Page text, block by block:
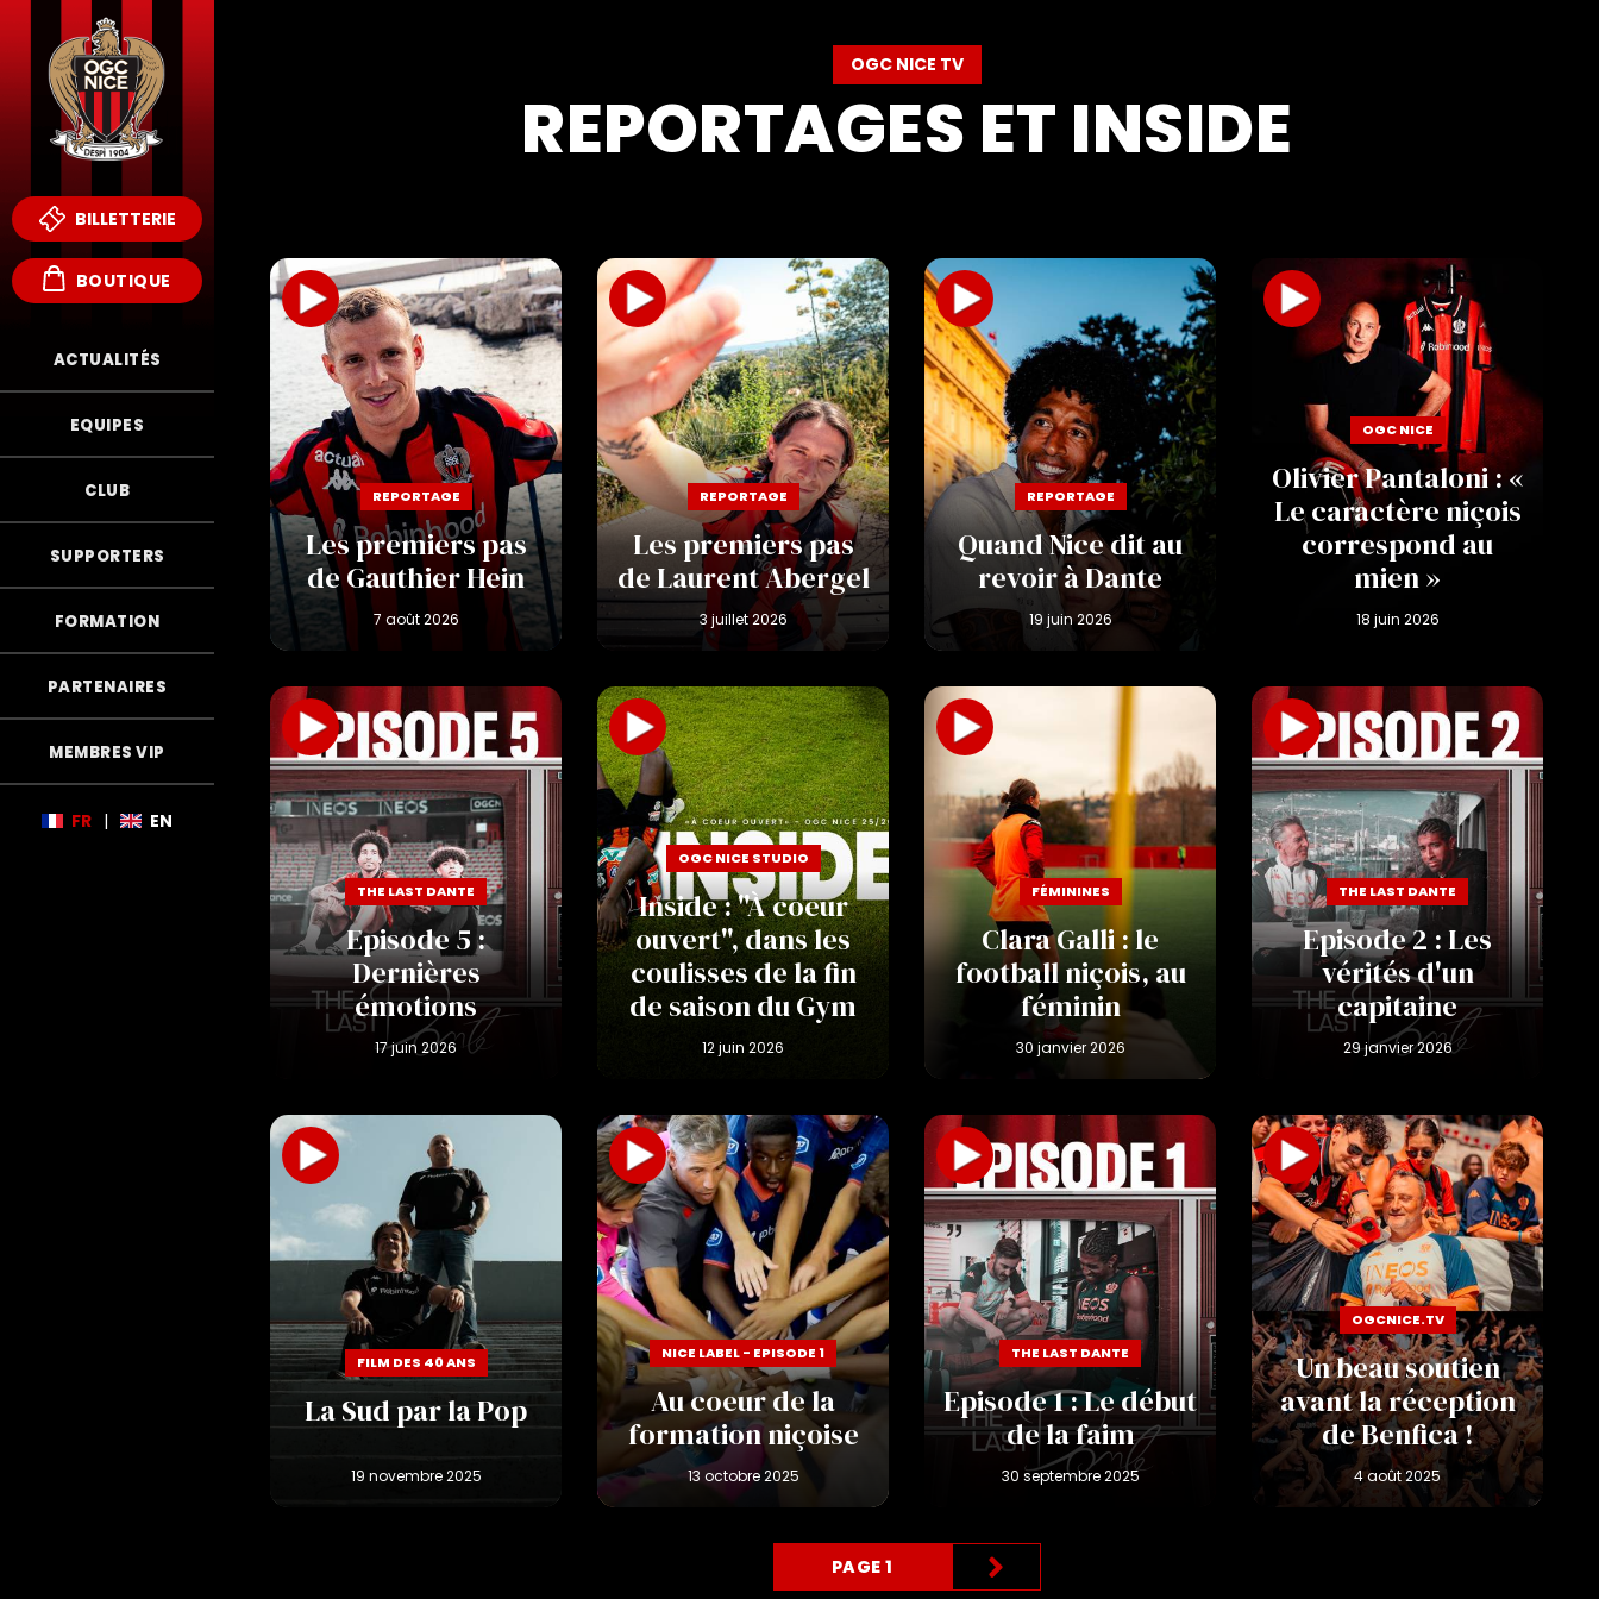
BILLETTERIE
BOUTIQUE
ACTUALITÉS
EQUIPES
CLUB
SUPPORTERS
FORMATION
PARTENAIRES
MEMBRES VIP
FR | EN
OGC NICE TV
REPORTAGES ET INSIDE
REPORTAGE
Les premiers pas
de Gauthier Hein
REPORTAGE
Les premiers pas
de Laurent Abergel
REPORTAGE
Quand Nice dit au
revoir à Dante
OGC NICE
Olivier Pantaloni : «
Le caractère niçois
correspond au
mien »
THE LAST DANTE
Episode 5 :
Dernières
émotions
OGC NICE STUDIO
Inside : "À coeur
ouvert", dans les
coulisses de la fin
de saison du Gym
FÉMININES
Clara Galli : le
football niçois, au
féminin
THE LAST DANTE
Episode 2 : Les
vérités d'un
capitaine
FILM DES 40 ANS
La Sud par la Pop
NICE LABEL - EPISODE 1
Au coeur de la
formation niçoise
THE LAST DANTE
Episode 1 : Le début
de la faim
OGCNICE.TV
Un beau soutien
avant la réception
de Benfica !
PAGE 1